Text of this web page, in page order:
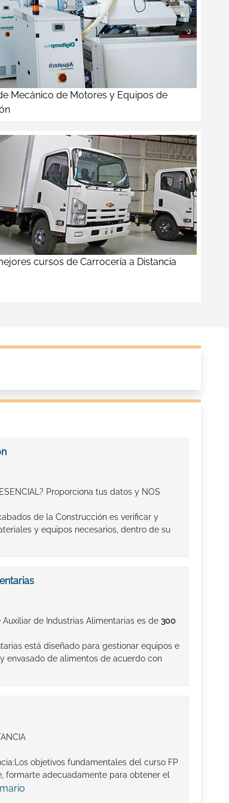
Mecánico de Motores y Equipos de
cursos de Carrocería a Distancia
Proporciona tus datos y NOS
de la Construcción es verificar y
y equipos necesarios, dentro de su
Auxiliar de Industrias Alimentarias es de 300
está diseñado para gestionar equipos e
envasado de alimentos de acuerdo con
objetivos fundamentales del curso FP
formarte adecuadamente para obtener el